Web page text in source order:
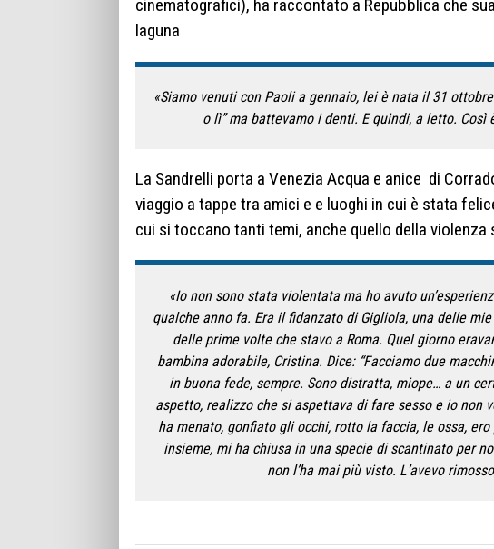
cinematografici), ha raccontato a Repubblica che
laguna
«Siamo venuti con Paoli a gennaio, lei è nata il 31
o lì” ma battevamo i denti. E quindi, a letto. Così
La Sandrelli porta a Venezia Acqua e anice di
viaggio a tappe tra amici e e luoghi in cui è stata
cui si toccano tanti temi, anche quello della violenza
«Io non sono stata violentata ma ho avuto
qualche anno fa. Era il fidanzato di Gigliola, una delle
delle prime volte che stavo a Roma. Quel giorno
bambina adorabile, Cristina. Dice: “Facciamo due
in buona fede, sempre. Sono distratta, miope… a un
aspetto, realizzo che si aspettava di fare sesso e io non
ha menato, gonfiato gli occhi, rotto la faccia, le ossa,
insieme, mi ha chiusa in una specie di scantinato per
non l’ha mai più visto. L’avevo